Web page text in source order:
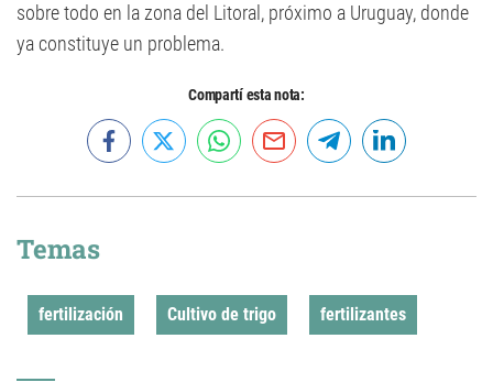
sobre todo en la zona del Litoral, próximo a Uruguay, donde
ya constituye un problema.
Compartí esta nota:
Temas
fertilización Cultivo de trigo fertilizantes